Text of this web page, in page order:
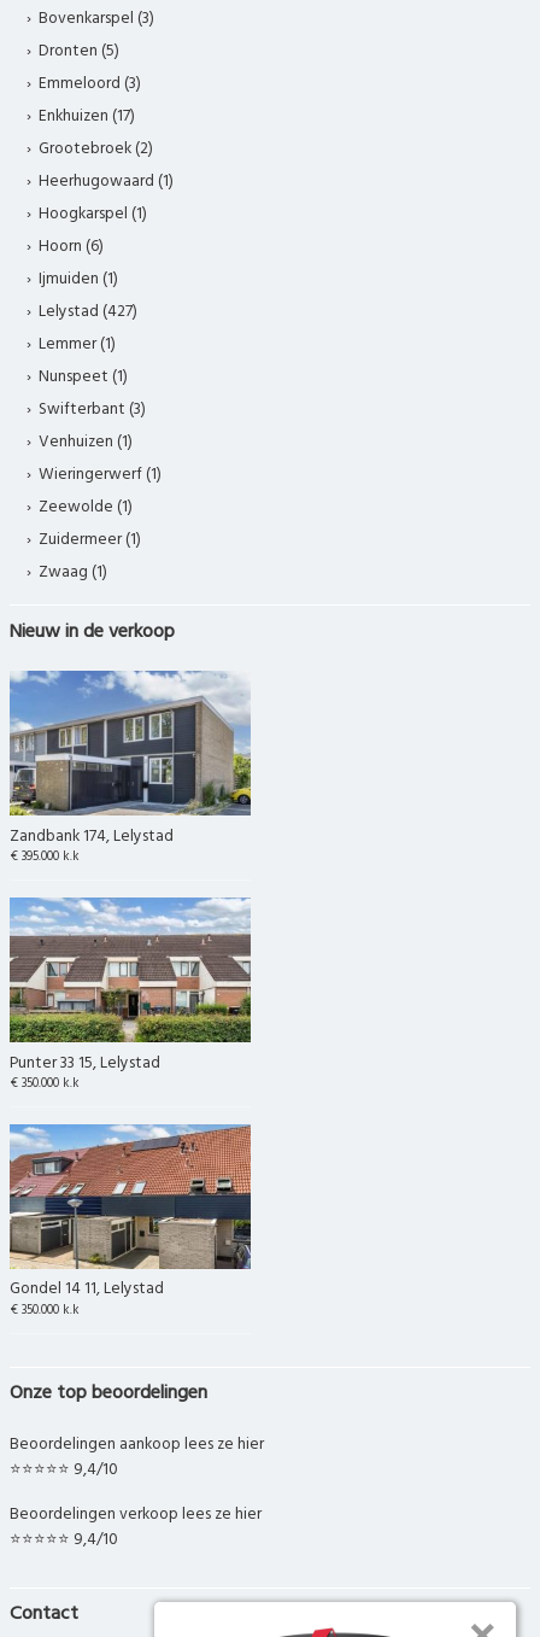
Bovenkarspel (3)
Dronten (5)
Emmeloord (3)
Enkhuizen (17)
Grootebroek (2)
Heerhugowaard (1)
Hoogkarspel (1)
Hoorn (6)
Ijmuiden (1)
Lelystad (427)
Lemmer (1)
Nunspeet (1)
Swifterbant (3)
Venhuizen (1)
Wieringerwerf (1)
Zeewolde (1)
Zuidermeer (1)
Zwaag (1)
Nieuw in de verkoop
Zandbank 174, Lelystad
€ 395.000 k.k
Punter 33 15, Lelystad
€ 350.000 k.k
Gondel 14 11, Lelystad
€ 350.000 k.k
Onze top beoordelingen
Beoordelingen aankoop lees ze hier
⭐⭐⭐⭐⭐ 9,4/10
Beoordelingen verkoop lees ze hier
⭐⭐⭐⭐⭐ 9,4/10
Contact